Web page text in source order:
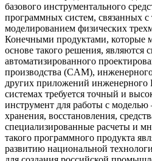
базового инструментального
программных систем, связанных
моделированием физических
Конечными продуктами, которые
основе такого решения, являются
автоматизированного
производства (CAM),
других приложений
системах требуется точный и
инструмент для работы с
хранения, восстановления,
специализированные расчеты и
такого программного продукта
развитию национальной